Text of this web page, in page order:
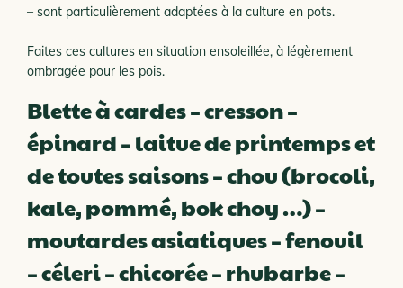
– sont particulièrement adaptées à la culture en pots.
Faites ces cultures en situation ensoleillée, à légèrement
ombragée pour les pois.
Blette à cardes – cresson –
épinard – laitue de printemps et
de toutes saisons – chou (brocoli,
kale, pommé, bok choy …) –
moutardes asiatiques – fenouil
– céleri – chicorée – rhubarbe –